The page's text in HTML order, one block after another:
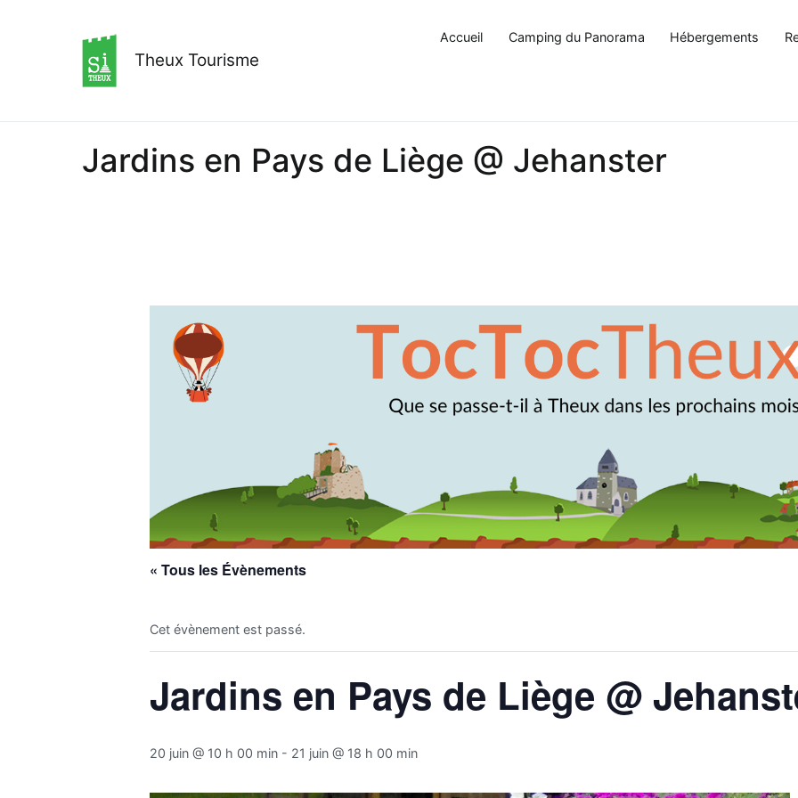
Theux Tourisme
Accueil Camping du Panorama Hébergements
Jardins en Pays de Liège @ Jehanster
« Tous les Évènements
Cet évènement est passé.
Jardins en Pays de Liège @
20 juin @ 10 h 00 min - 21 juin @ 18 h 00 min